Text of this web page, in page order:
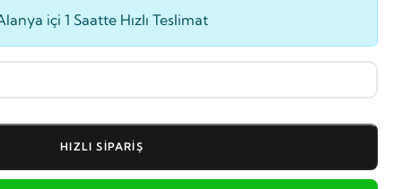
içi 1 Saatte Hızlı Teslimat
HIZLI SIPARIŞ